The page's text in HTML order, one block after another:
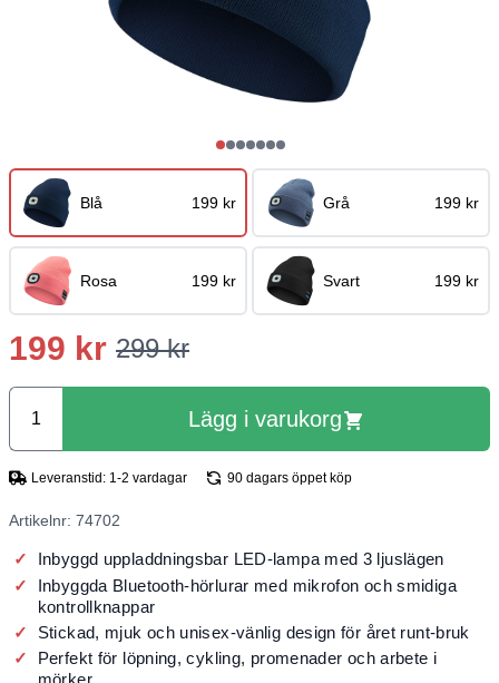
Blå 199 kr Grå 199 kr
Rosa 199 kr Svart 199 kr
199 kr 299 kr
Lägg i varukorg
Leveranstid: 1-2 vardagar 90 dagars öppet köp
Artikelnr: 74702
Inbyggd uppladdningsbar LED-lampa med 3 ljuslägen
Inbyggda Bluetooth-hörlurar med mikrofon och smidiga
kontrollknappar
Stickad, mjuk och unisex-vänlig design för året runt-bruk
Perfekt för löpning, cykling, promenader och arbete i